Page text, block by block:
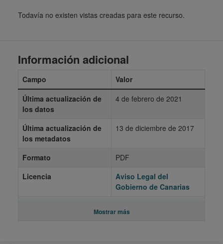
Todavía no existen vistas creadas para este recurso.
Información adicional
Campo
Valor
Última actualización de
los datos
4 de febrero de 2021
Última actualización de
los metadatos
13 de diciembre de 2017
Formato
PDF
Licencia
Aviso Legal del
Gobierno de Canarias
Mostrar más